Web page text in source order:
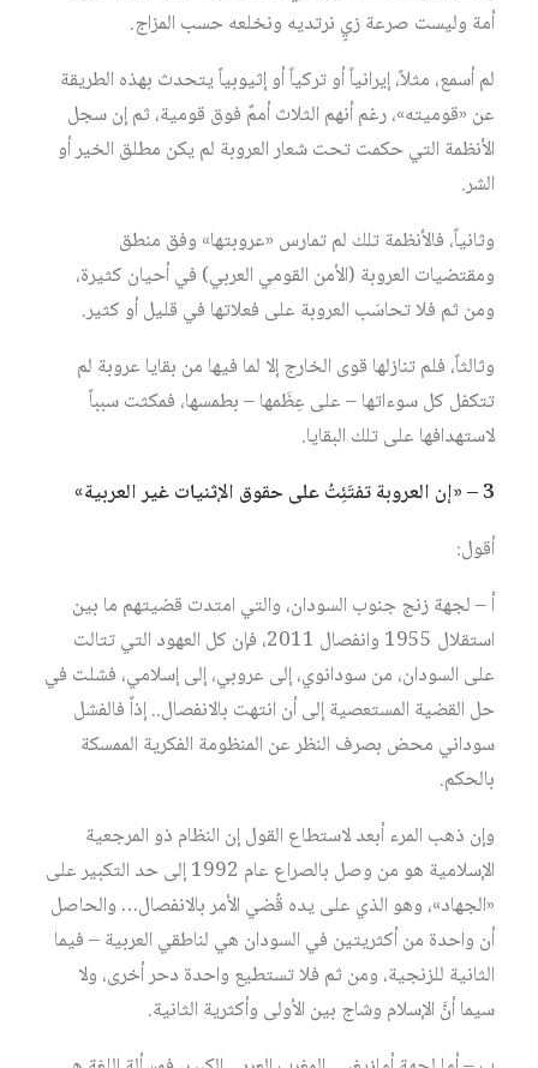
أمة وليست صرعة زيٍ نرتديه ونخلعه حسب المزاج.
لم أسمع، مثلاً، إيرانياً أو تركياً أو إثيوبياً يتحدث بهذه الطريقة
عن «قوميته»، رغم أنهم الثلاث أممٌ فوق قومية، ثم إن سجل
الأنظمة التي حكمت تحت شعار العروبة لم يكن مطلق الخير أو
الشر.
وثانياً، فالأنظمة تلك لم تمارس «عروبتها» وفق منطق
ومقتضيات العروبة (الأمن القومي العربي) في أحيان كثيرة،
ومن ثم فلا تحاسَب العروبة على فعلاتها في قليل أو كثير.
وثالثاً، فلم تنازلها قوى الخارج إلا لما فيها من بقايا عروبة لم
تتكفل كل سوءاتها – على عِظَمها – بطمسها، فمكثت سبباً
لاستهدافها على تلك البقايا.
3 – «إن العروبة تفتَئِتُ على حقوق الإثنيات غير العربية»
أقول:
أ – لجهة زنج جنوب السودان، والتي امتدت قضيتهم ما بين
استقلال 1955 وانفصال 2011، فإن كل العهود التي تتالت
على السودان، من سودانوي، إلى عروبي، إلى إسلامي، فشلت في
حل القضية المستعصية إلى أن انتهت بالانفصال.. إذاً فالفشل
سوداني محض بصرف النظر عن المنظومة الفكرية الممسكة
بالحكم.
وإن ذهب المرء أبعد لاستطاع القول إن النظام ذو المرجعية
الإسلامية هو من وصل بالصراع عام 1992 إلى حد التكبير على
«الجهاد»، وهو الذي على يده قُضي الأمر بالانفصال… والحاصل
أن واحدة من أكثريتين في السودان هي لناطقي العربية – فيما
الثانية للزنجية، ومن ثم فلا تستطيع واحدة دحر أخرى، ولا
سيما أنَّ الإسلام وشاج بين الأولى وأكثرية الثانية.